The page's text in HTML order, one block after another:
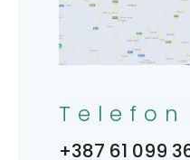
Telefon
+387 61 099